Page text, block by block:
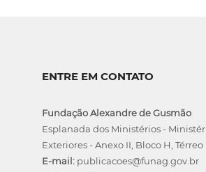
ENTRE EM CONTATO
Fundação Alexandre de Gusmão
Esplanada dos Ministérios -
Exteriores - Anexo II, Bloco H, Térreo
E-mail: publicacoes@funag.gov.br